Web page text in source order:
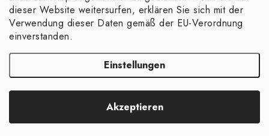
dieser Website weitersurfen, erklären Sie sich mit der
Verwendung dieser Daten gemäß der EU-Verordnung
einverstanden.
Einstellungen
Akzeptieren
Copyright 2026GrünGarten.de. Alle Rechte vorbehalten.Cookie-
Einstellungen ändern